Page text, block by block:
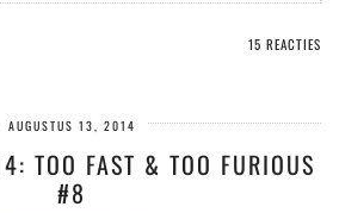
15 REACTIES
AUGUSTUS 13, 2014
TOO FAST & TOO FURIOUS
#8